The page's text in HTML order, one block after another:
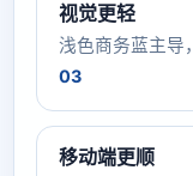
视觉更轻
浅色商务蓝主导
03
移动端更顺